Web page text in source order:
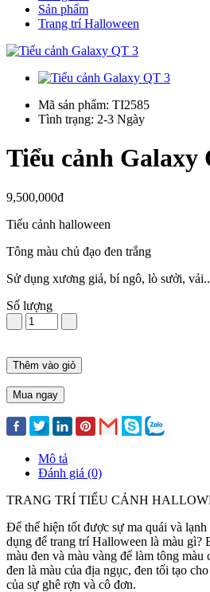
Sản phẩm
Trang trí Halloween
Mã sản phẩm: TI2585
Tình trạng: 2-3 Ngày
Tiểu cảnh Galaxy
9,500,000đ
Tiểu cảnh halloween
Tông màu chủ đạo đen trắng
Sử dụng xương giả, bí ngô, lò sưởi,
Số lượng
Thêm vào giỏ
Mua ngay
Mô tả
Đánh giá (0)
TRANG TRÍ TIỂU CẢNH
Để thể hiện tốt được sự ma quái và lạnh
dụng để trang trí Halloween là màu gì?
màu đen và màu vàng để làm tông
đen là màu của địa ngục, đen tối tạo
của sự ghê rợn và cô đơn.